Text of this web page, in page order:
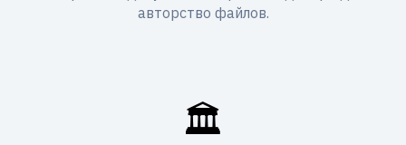
авторство файлов.
🏛️